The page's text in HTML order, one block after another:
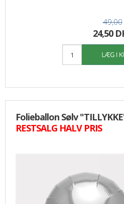
49,00
24,50
Folieballon Sølv
RESTSALG HALV PRIS